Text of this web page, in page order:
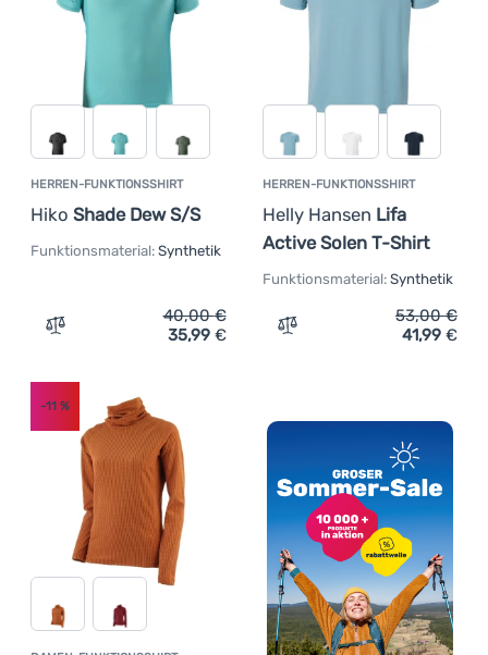
HERREN-FUNKTIONSSHIRT
Hiko Shade Dew S/S
Funktionsmaterial: Synthetik
Zum Vergleich 'Herren-Funktionsshirt Hiko Shade Dew
40,00€
35,99 €
HERREN-FUNKTIONSSHIRT
Helly Hansen Lifa
Active Solen T-Shirt
Funktionsmaterial: Synthetik
Zum Vergleich 'Herren-
53,00€
41,99 €
-11 %